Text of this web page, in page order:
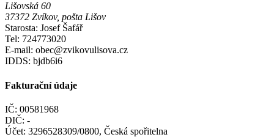
Lišovská 60
37372 Zvíkov, pošta Lišov
Starosta: Josef Šafář
Tel: 724773020
E-mail: obec@zvikovulisova.cz
IDDS: bjdb6i6
Fakturační údaje
IČ: 00581968
DIČ: -
Účet: 3296528309/0800, Česká spořitelna